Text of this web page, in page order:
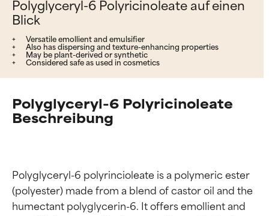
Polyglyceryl-6 Polyricinoleate auf einen
Blick
Versatile emollient and emulsifier
Also has dispersing and texture-enhancing properties
May be plant-derived or synthetic
Considered safe as used in cosmetics
Polyglyceryl-6 Polyricinoleate
Beschreibung
Polyglyceryl-6 polyrincioleate is a polymeric ester
(polyester) made from a blend of castor oil and the
humectant polyglycerin-6. It offers emollient and